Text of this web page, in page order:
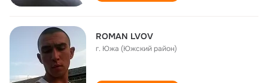
ROMAN LVOV
г. Южа (Южский район)